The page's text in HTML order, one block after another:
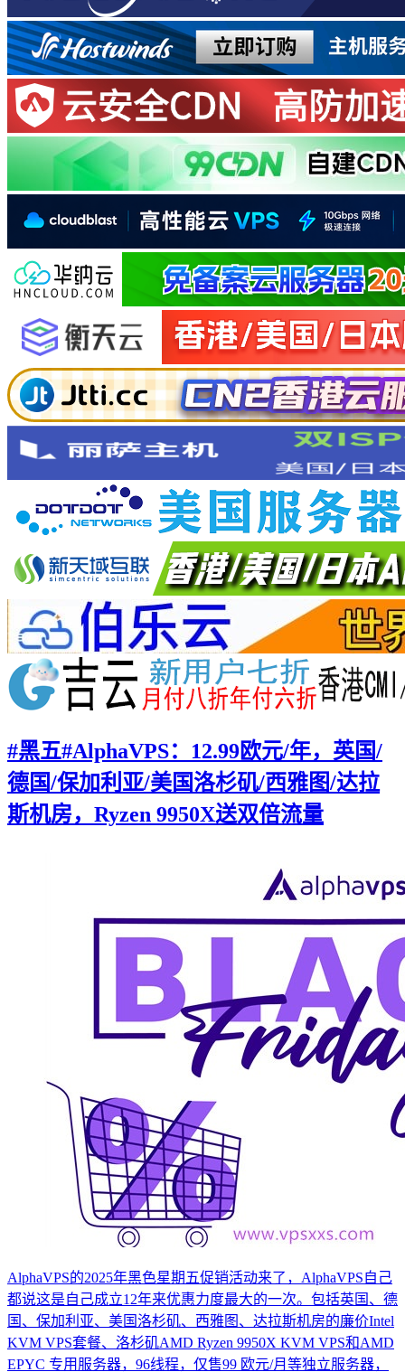
#黑五#AlphaVPS：12.99欧元/年，英国/
德国/保加利亚/美国洛杉矶/西雅图/达拉
斯机房，Ryzen 9950X送双倍流量
AlphaVPS的2025年黑色星期五促销活动来了，AlphaVPS自己
都说这是自己成立12年来优惠力度最大的一次。包括英国、德
国、保加利亚、美国洛杉矶、西雅图、达拉斯机房的廉价Intel
KVM VPS套餐、洛杉矶AMD Ryzen 9950X KVM VPS和AMD
EPYC 专用服务器，96线程，仅售99 欧元/月等独立服务器，